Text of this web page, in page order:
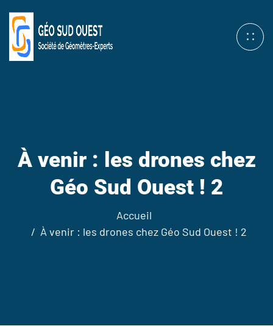
À venir : les drones chez
Géo Sud Ouest ! 2
Accueil
À venir : les drones chez Géo Sud Ouest ! 2